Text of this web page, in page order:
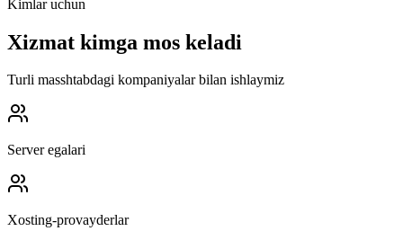
Kimlar uchun
Xizmat kimga mos keladi
Turli masshtabdagi kompaniyalar bilan ishlaymiz
Server egalari
Xosting-provayderlar